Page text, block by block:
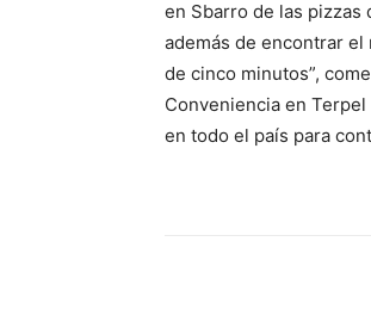
en Sbarro de las
además de encontrar
de cinco minutos”,
Conveniencia en
en todo el país para